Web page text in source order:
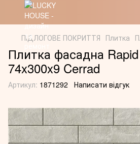
ПІДЛОГОВЕ ПОКРИТТЯ Плитка
Плитка фасадна
74x300x9 Cerrad
Артикул: 1871292 Написати відгук